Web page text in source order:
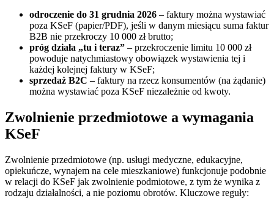
odroczenie do 31 grudnia 2026 – faktury można wystawiać
poza KSeF (papier/PDF), jeśli w danym miesiącu suma faktur
B2B nie przekroczy 10 000 zł brutto;
próg działa „tu i teraz” – przekroczenie limitu 10 000 zł
powoduje natychmiastowy obowiązek wystawienia tej i
każdej kolejnej faktury w KSeF;
sprzedaż B2C – faktury na rzecz konsumentów (na żądanie)
można wystawiać poza KSeF niezależnie od kwoty.
Zwolnienie przedmiotowe a wymagania
KSeF
Zwolnienie przedmiotowe (np. usługi medyczne, edukacyjne,
opiekuńcze, wynajem na cele mieszkaniowe) funkcjonuje podobnie
w relacji do KSeF jak zwolnienie podmiotowe, z tym że wynika z
rodzaju działalności, a nie poziomu obrotów. Kluczowe reguły: